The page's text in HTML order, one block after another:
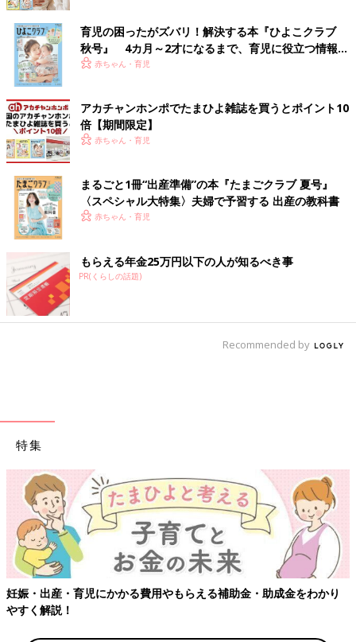
出典：Instagramアカウント「h.navy14」
こちらはダイソーの「ミニ扇風機カメラ」です。別売りの単3電
池を3本入れてボタンを押すと、本体上部から風が出てくるそ
う！カメラ型なので、子どもでも楽しく使えそうですね♪
こちらは330円で販売しているとのこと。
ディズニー好きにぴったり♪ ビニールバッグ
出典：Instagramアカウント「nao_spkids.mama」
毎年大人気だという、ディズニーのビニールバッグ。
育児の困ったがズバリ！解決する本『ひよこクラブ
秋号』 4カ月～2才になるまで、育児に役立つ情報が
いっぱい！
赤ちゃん・育児
アカチャンホンポでたまひよ雑誌を買うとポイント10
倍【期間限定】
赤ちゃん・育児
まるごと1冊“出産準備”の本『たまごクラブ 夏号』
〈スペシャル大特集〉夫婦で予習する 出産の教科書
赤ちゃん・育児
もらえる年金25万円以下の人が知るべき事
PR(くらしの話題)
Recommended by
特集
妊娠・出産・育児にかかる費用やもらえる補助金・助成金をわかり
やすく解説！